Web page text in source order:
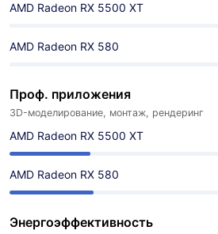
AMD Radeon RX 5500 XT
AMD Radeon RX 580
Проф. приложения
3D-моделирование, монтаж, рендеринг
AMD Radeon RX 5500 XT
AMD Radeon RX 580
Энергоэффективность